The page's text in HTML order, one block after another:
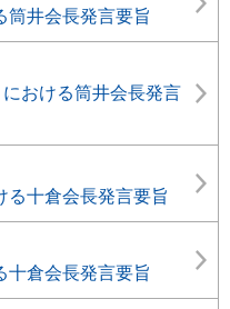
筒井会長発言要旨
おける筒井会長発言
る十倉会長発言要旨
十倉会長発言要旨